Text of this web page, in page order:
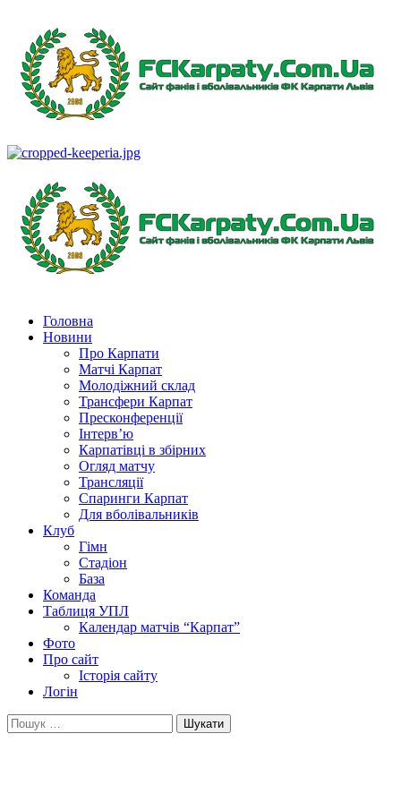
вмісту
Головна
Новини
Про Карпати
Матчі Карпат
Молодіжний склад
Трансфери Карпат
Пресконференції
Інтерв’ю
Карпатівці в збірних
Огляд матчу
Трансляції
Спаринги Карпат
Для вболівальників
Клуб
Гімн
Стадіон
База
Команда
Таблиця УПЛ
Календар матчів “Карпат”
Фото
Про сайт
Історія сайту
Логін
Пошук: